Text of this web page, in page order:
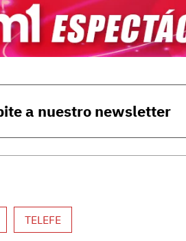
a nuestro newsletter
TELEFE